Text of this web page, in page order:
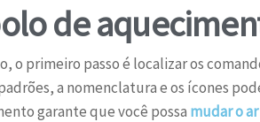
de
primeiro passo é localizar os
a nomenclatura e os ícones
garante que você possa mudar o